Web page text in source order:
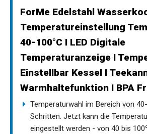
ForMe Edelstahl
Temperatureinstellung
40-100°C I LED Digitale
Temperaturanzeige I
Einstellbar Kessel I
Warmhaltefunktion I BPA
Temperaturwahl im Bereich von
Schritten. Jetzt kann die
eingestellt werden - von 40 bis